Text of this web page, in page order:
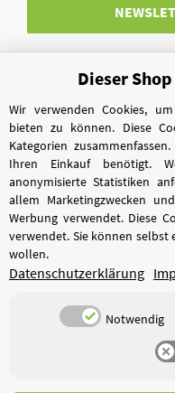
Dieser
Wir verwenden Cookies,
bieten zu können. Diese
Kategorien
Ihren Einkauf benötigt.
anonymisierte Statistiken
allem Marketingzwecken
Werbung verwendet. Diese
verwendet. Sie können selbst
wollen.
Datenschutzerklärung
Notwendig